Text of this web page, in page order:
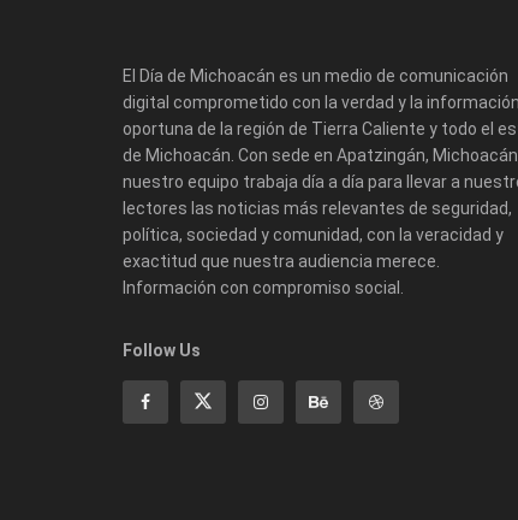
El Día de Michoacán es un medio de comunicación
digital comprometido con la verdad y la información
oportuna de la región de Tierra Caliente y todo el
de Michoacán. Con sede en Apatzingán,
nuestro equipo trabaja día a día para llevar a
lectores las noticias más relevantes de seguridad,
política, sociedad y comunidad, con la veracidad y
exactitud que nuestra audiencia merece.
Información con compromiso social.
Follow Us